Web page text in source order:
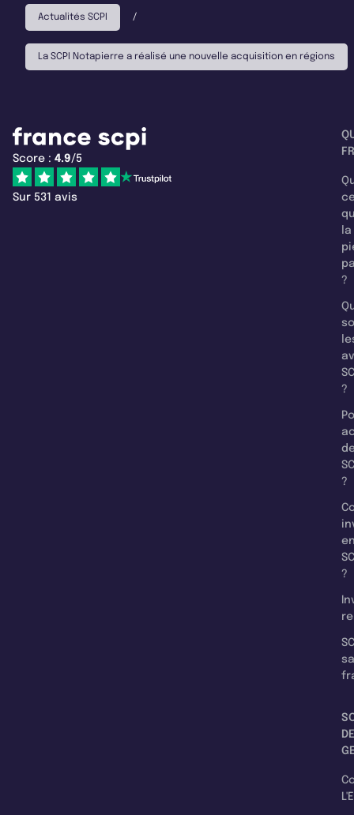
Actualités SCPI /
La SCPI Notapierre a réalisé une nouvelle acquisition en régions
Score : 4.9/5
Sur 531 avis
la
?
?
?
?
DE